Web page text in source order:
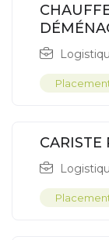
CARISTE